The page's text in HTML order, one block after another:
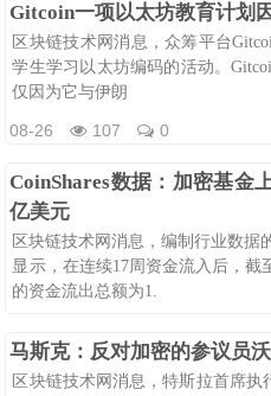
Gitcoin一项以太坊教育计划
区块链技术网消息，众筹平台
学生学习以太坊编码的活动。
仅因为它与伊朗
08-26 107 0
CoinShares数据：加密基金
亿美元
区块链技术网消息，编制行业数据
显示，在连续17周资金流入后，截
的资金流出总额为1.
马斯克：反对加密的参议员
区块链技术网消息，特斯拉首席执